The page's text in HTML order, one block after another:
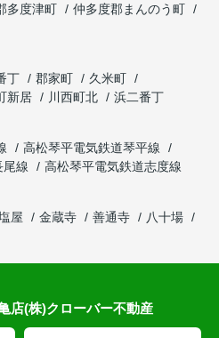
多度津町
仲多度郡まんのう町
丁 郡家町
久米町
新居 川西町北
浜二番丁
高松琴平電気鉄道琴平線
尾線
高松琴平電気鉄道志度線
屋 金蔵寺 善通寺
八十場
店(株)クローバー不動産